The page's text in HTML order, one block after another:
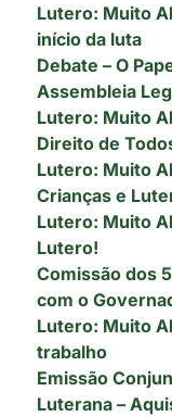
Lutero: Muito
início da luta
Debate – O
Assembleia
Lutero: Muito
Direito de
Lutero: Muito
Crianças e
Lutero: Muito
Lutero!
Comissão dos
com o
Lutero: Muito
trabalho
Emissão
Luterana –